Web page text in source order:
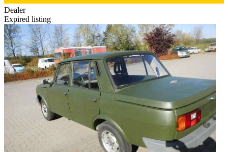
Dealer
Expired listing